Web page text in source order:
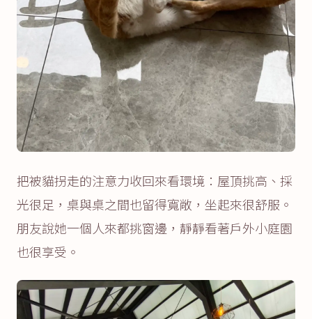
把被貓拐走的注意力收回來看環境：屋頂挑高、採
光很足，桌與桌之間也留得寬敞，坐起來很舒服。
朋友說她一個人來都挑窗邊，靜靜看著戶外小庭園
也很享受。